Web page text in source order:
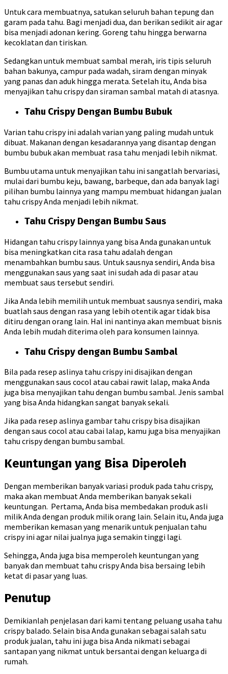
Untuk cara membuatnya, satukan seluruh bahan tepung dan
garam pada tahu. Bagi menjadi dua, dan berikan sedikit air agar
bisa menjadi adonan kering. Goreng tahu hingga berwarna
kecoklatan dan tiriskan.
Sedangkan untuk membuat sambal merah, iris tipis seluruh
bahan bakunya, campur pada wadah, siram dengan minyak
yang panas dan aduk hingga merata. Setelah itu, Anda bisa
menyajikan tahu crispy dan siraman sambal matah di atasnya.
Tahu Crispy Dengan Bumbu Bubuk
Varian tahu crispy ini adalah varian yang paling mudah untuk
dibuat. Makanan dengan kesadarannya yang disantap dengan
bumbu bubuk akan membuat rasa tahu menjadi lebih nikmat.
Bumbu utama untuk menyajikan tahu ini sangatlah bervariasi,
mulai dari bumbu keju, bawang, barbeque, dan ada banyak lagi
pilihan bumbu lainnya yang mampu membuat hidangan jualan
tahu crispy Anda menjadi lebih nikmat.
Tahu Crispy Dengan Bumbu Saus
Hidangan tahu crispy lainnya yang bisa Anda gunakan untuk
bisa meningkatkan cita rasa tahu adalah dengan
menambahkan bumbu saus. Untuk sausnya sendiri, Anda bisa
menggunakan saus yang saat ini sudah ada di pasar atau
membuat saus tersebut sendiri.
Jika Anda lebih memilih untuk membuat sausnya sendiri, maka
buatlah saus dengan rasa yang lebih otentik agar tidak bisa
ditiru dengan orang lain. Hal ini nantinya akan membuat bisnis
Anda lebih mudah diterima oleh para konsumen lainnya.
Tahu Crispy dengan Bumbu Sambal
Bila pada resep aslinya tahu crispy ini disajikan dengan
menggunakan saus cocol atau cabai rawit lalap, maka Anda
juga bisa menyajikan tahu dengan bumbu sambal. Jenis sambal
yang bisa Anda hidangkan sangat banyak sekali.
Jika pada resep aslinya gambar tahu crispy bisa disajikan
dengan saus cocol atau cabai lalap, kamu juga bisa menyajikan
tahu crispy dengan bumbu sambal.
Keuntungan yang Bisa Diperoleh
Dengan memberikan banyak variasi produk pada tahu crispy,
maka akan membuat Anda memberikan banyak sekali
keuntungan. Pertama, Anda bisa membedakan produk asli
milik Anda dengan produk milik orang lain. Selain itu, Anda juga
memberikan kemasan yang menarik untuk penjualan tahu
crispy ini agar nilai jualnya juga semakin tinggi lagi.
Sehingga, Anda juga bisa memperoleh keuntungan yang
banyak dan membuat tahu crispy Anda bisa bersaing lebih
ketat di pasar yang luas.
Penutup
Demikianlah penjelasan dari kami tentang peluang usaha tahu
crispy balado. Selain bisa Anda gunakan sebagai salah satu
produk jualan, tahu ini juga bisa Anda nikmati sebagai
santapan yang nikmat untuk bersantai dengan keluarga di
rumah.